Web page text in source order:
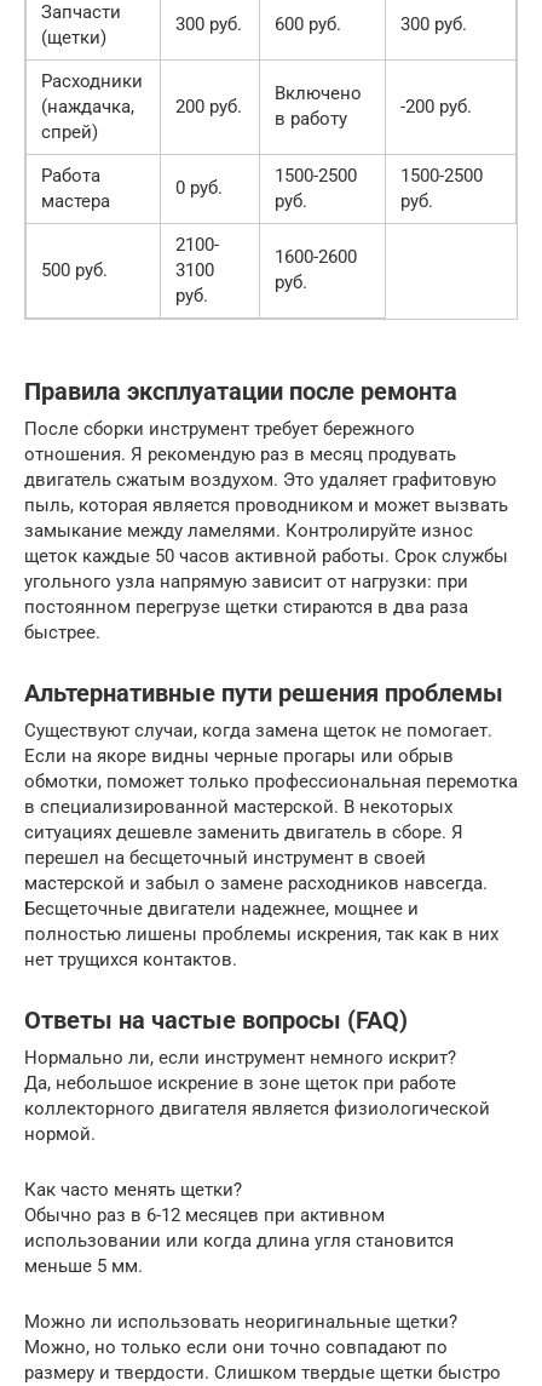
Запчасти
(щетки)
300 руб. 600 руб. 300 руб.
Расходники
(наждачка,
спрей)
200 руб.
Включено
в работу
-200 руб.
Работа
мастера
0 руб.
1500-2500
руб.
1500-2500
руб.
500 руб.
2100-
3100
руб.
1600-2600
руб.
Правила эксплуатации после ремонта
После сборки инструмент требует бережного
отношения. Я рекомендую раз в месяц продувать
двигатель сжатым воздухом. Это удаляет графитовую
пыль, которая является проводником и может вызвать
замыкание между ламелями. Контролируйте износ
щеток каждые 50 часов активной работы. Срок службы
угольного узла напрямую зависит от нагрузки: при
постоянном перегрузе щетки стираются в два раза
быстрее.
Альтернативные пути решения проблемы
Существуют случаи, когда замена щеток не помогает.
Если на якоре видны черные прогары или обрыв
обмотки, поможет только профессиональная перемотка
в специализированной мастерской. В некоторых
ситуациях дешевле заменить двигатель в сборе. Я
перешел на бесщеточный инструмент в своей
мастерской и забыл о замене расходников навсегда.
Бесщеточные двигатели надежнее, мощнее и
полностью лишены проблемы искрения, так как в них
нет трущихся контактов.
Ответы на частые вопросы (FAQ)
Нормально ли, если инструмент немного искрит?
Да, небольшое искрение в зоне щеток при работе
коллекторного двигателя является физиологической
нормой.
Как часто менять щетки?
Обычно раз в 6-12 месяцев при активном
использовании или когда длина угля становится
меньше 5 мм.
Можно ли использовать неоригинальные щетки?
Можно, но только если они точно совпадают по
размеру и твердости. Слишком твердые щетки быстро